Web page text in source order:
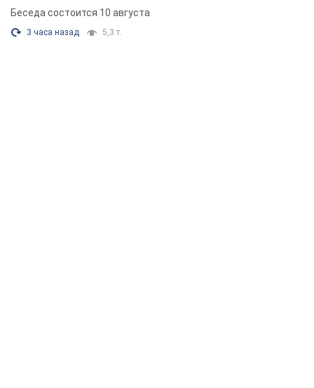
Беседа состоится 10 августа
3 часа назад 5,3 т.